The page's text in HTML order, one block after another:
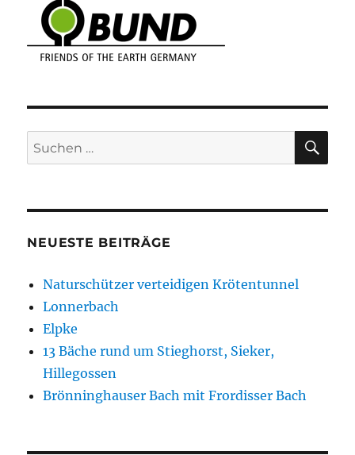
Suchen
nach:
NEUESTE BEITRÄGE
Naturschützer verteidigen Krötentunnel
Lonnerbach
Elpke
13 Bäche rund um Stieghorst, Sieker,
Hillegossen
Brönninghauser Bach mit Frordisser Bach